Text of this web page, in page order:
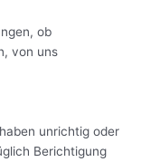
ob
von uns
unrichtig oder
Berichtigung